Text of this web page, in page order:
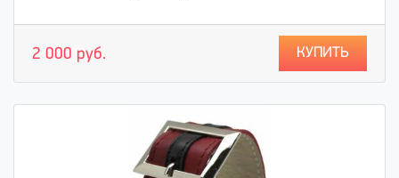
2 000 руб. КУПИТЬ